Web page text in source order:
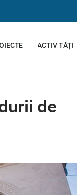
ACTIVITĂȚI
de